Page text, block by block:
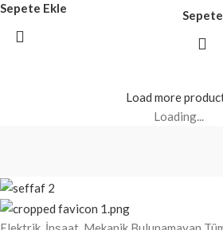
Sepete Ekle
Load more
Loading...